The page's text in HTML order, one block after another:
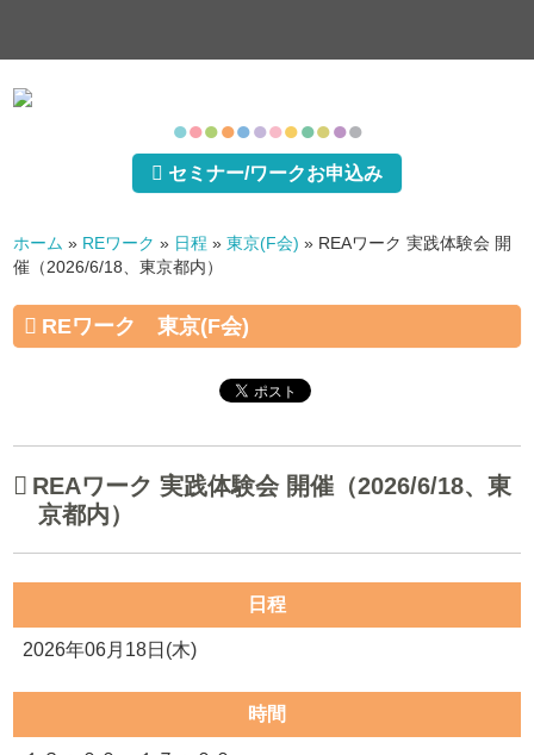
●●●●●●●●●●●●
セミナー/ワークお申込み
ホーム » REワーク » 日程 »東京(F会) » REAワーク 実践体験会 開
催（2026/6/18、東京都内）
REワーク 東京(F会)
REAワーク 実践体験会 開催（2026/6/18、東
京都内）
日程
2026年06月18日(木)
時間